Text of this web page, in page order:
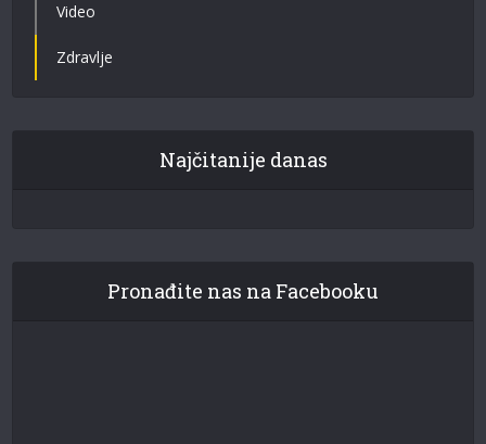
Video
Zdravlje
Najčitanije danas
Pronađite nas na Facebooku